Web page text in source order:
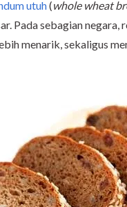
utuh(whole wheat
Pada sebagian
menarik, sekaligus